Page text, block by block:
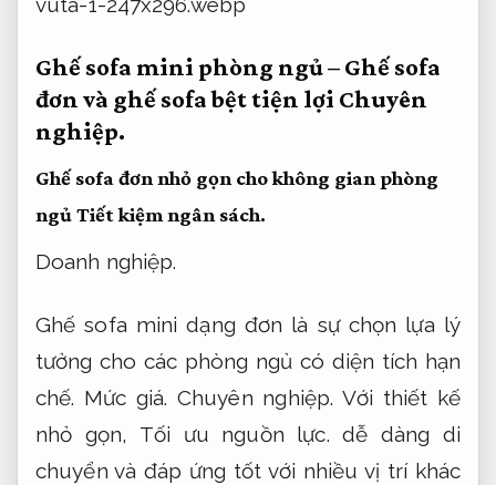
Ghế sofa mini phòng ngủ – Ghế sofa
đơn và ghế sofa bệt tiện lợi Chuyên
nghiệp.
Ghế sofa đơn nhỏ gọn cho không gian phòng
ngủTiết kiệm ngân sách.
Doanh nghiệp.
Ghế sofa mini dạng đơn là sự chọn lựa lý
tưởng cho các phòng ngủ có diện tích hạn
chế. Mức giá. Chuyên nghiệp. Với thiết kế
nhỏ gọn, Tối ưu nguồn lực. dễ dàng di
chuyển và đáp ứng tốt với nhiều vị trí khác